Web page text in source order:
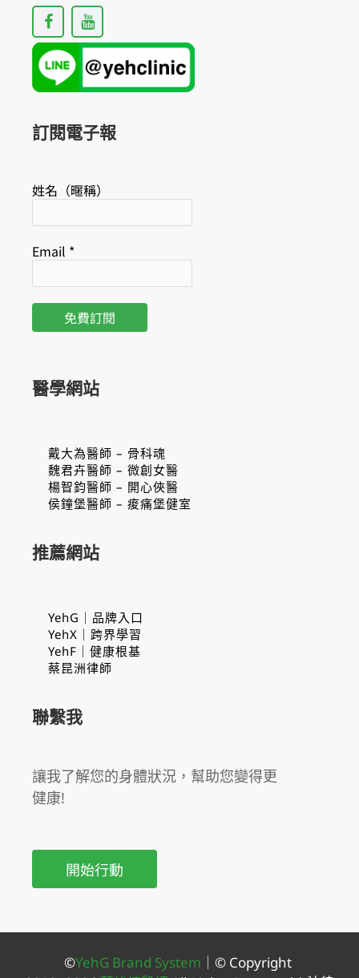
F
a
c
e
b
o
k
Y
o
u
t
u
b
訂閱電子報
姓名（暱稱）
Email *
醫學網站
戴大為醫師 – 骨科魂
魏君卉醫師 – 微創女醫
楊智鈞醫師 – 開心俠醫
侯鐘堡醫師 – 痠痛堡健室
推薦網站
YehG｜品牌入口
YehX｜跨界學習
YehF｜健康根基
蔡昆洲律師
聯繫我
讓我了解您的身體狀況，幫助您變得更
健康!
開始行動
©YehG Brand System
© Copyright